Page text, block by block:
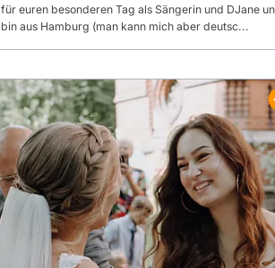
für euren besonderen Tag als Sängerin und DJane
bin aus Hamburg (man kann mich aber deutsc...